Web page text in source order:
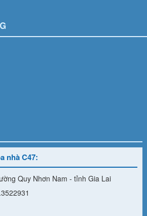
nhà C47:
Quy Nhơn Nam - tỉnh Gia Lai